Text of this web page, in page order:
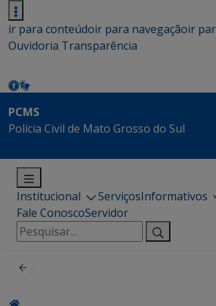
ir para conteúdoir para navegaçãoir
Ouvidoria Transparência
PCMS
Polícia Civil de Mato Grosso do Sul
Institucional ServiçosInformativos
Fale ConoscoServidor
Pesquisar
por: